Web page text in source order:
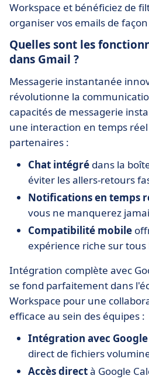
Workspace et bénéficiez de
organiser vos emails de
Quelles sont les
dans Gmail ?
Messagerie instantanée
révolutionne la
capacités de messagerie
une interaction en temps
partenaires :
Chat intégré dans la
éviter les allers-retours
Notifications en temps
vous ne manquerez
Compatibilité mobile
expérience riche sur tous
Intégration complète avec
se fond parfaitement dans
Workspace pour une
efficace au sein des équipes :
Intégration avec
direct de fichiers
Accès directà Google